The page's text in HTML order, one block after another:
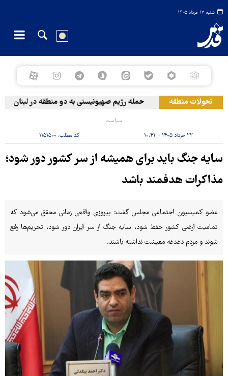
شنبه ۱۷ مرداد ۱۴۰۵
تحولات منطقه حمله رژیم صهیونیستی به دو منطقه در لبنان
سیاست
۲۲ خرداد ۱۴۰۵ - ۱۰:۴۲ کد مطلب: ۱۱۵۱۵۰۰
سایه جنگ باید برای همیشه از سر کشور دور شود؛
مذاکرات هدفمند باشد
عضو کمیسیون اجتماعی مجلس گفت: پیروزی واقعی زمانی محقق می‌شود که
تمامیت ارضی کشور حفظ شود، سایه جنگ از سر ایران دور شود، تحریم‌ها رفع
شوند و مردم دغدغه معیشت نداشته باشند.